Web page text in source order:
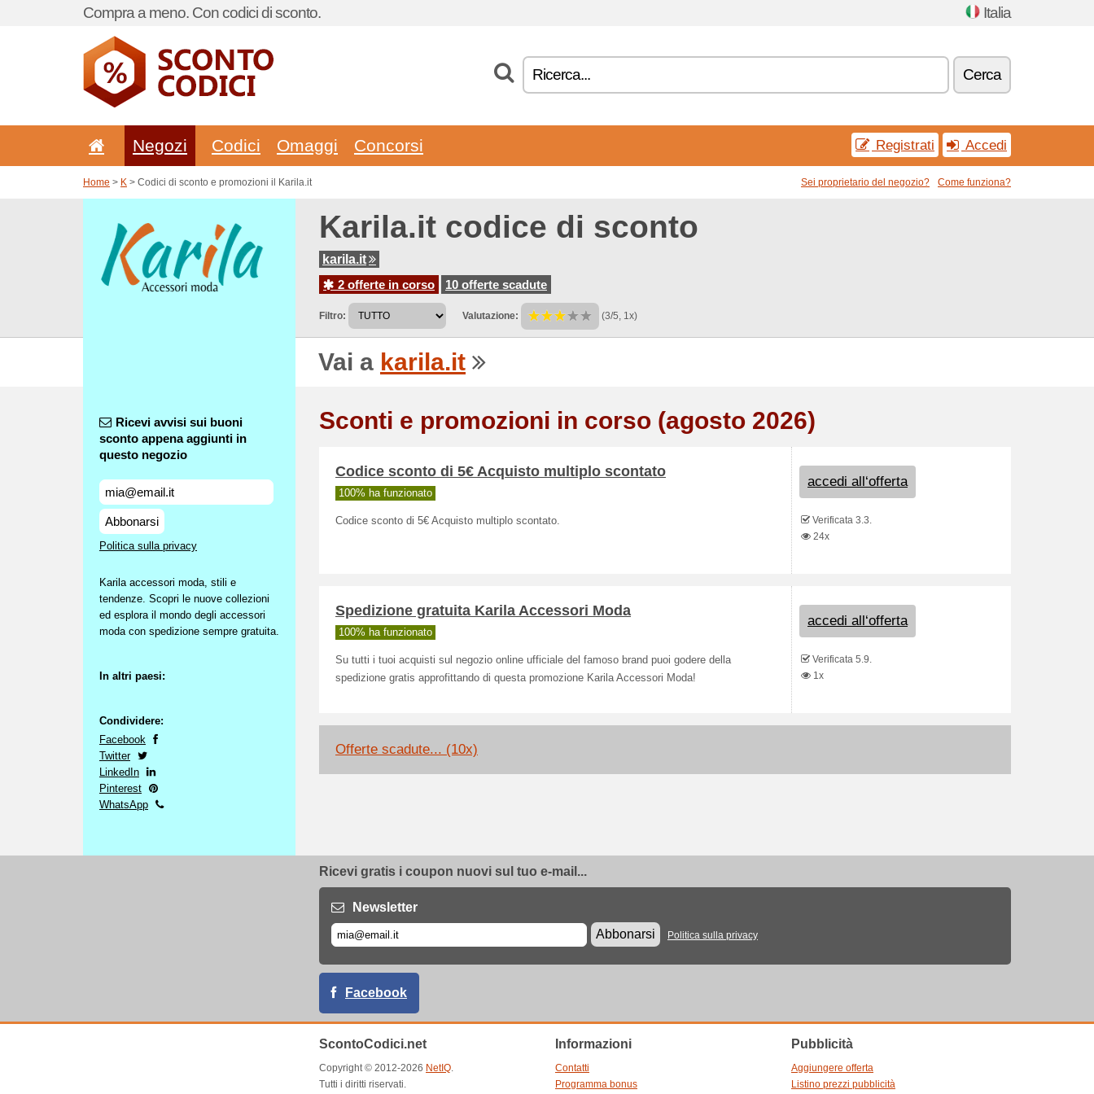
Compra a meno. Con codici di sconto. Italia
Cerca
Negozi Codici Omaggi Concorsi Registrati Accedi
Home > K > Codici di sconto e promozioni il Karila.it Sei proprietario del negozio? Come funziona?
Karila.it codice di sconto
karila.it
2 offerte in corso
10 offerte scadute
Filtro: Valutazione: (3/5, 1x)
Vai a karila.it
Ricevi avvisi sui buoni
sconto appena aggiunti in
questo negozio
Abbonarsi
Politica sulla privacy
Karila accessori moda, stili e
tendenze. Scopri le nuove collezioni
ed esplora il mondo degli accessori
moda con spedizione sempre gratuita.
In altri paesi:
Condividere:
Facebook
Twitter
LinkedIn
Pinterest
WhatsApp
Sconti e promozioni in corso (agosto 2026)
Codice sconto di 5€ Acquisto multiplo scontato
100% ha funzionato
Codice sconto di 5€ Acquisto multiplo scontato.
accedi all‘offerta
Verificata 3.3.
24x
Spedizione gratuita Karila Accessori Moda
100% ha funzionato
Su tutti i tuoi acquisti sul negozio online ufficiale del famoso brand puoi godere della
spedizione gratis approfittando di questa promozione Karila Accessori Moda!
accedi all‘offerta
Verificata 5.9.
1x
Offerte scadute... (10x)
Ricevi gratis i coupon nuovi sul tuo e-mail...
Newsletter
Abbonarsi
Politica sulla privacy
Facebook
ScontoCodici.net
Copyright © 2012-2026 NetIQ.
Tutti i diritti riservati.
Informazioni
Contatti
Programma bonus
Pubblicità
Aggiungere offerta
Listino prezzi pubblicità